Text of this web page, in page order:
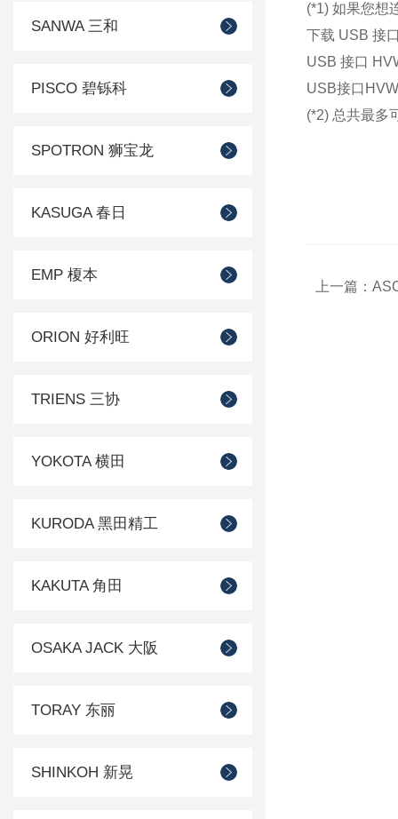
SANWA 三和
PISCO 碧铄科
SPOTRON 狮宝龙
KASUGA 春日
EMP 榎本
ORION 好利旺
TRIENS 三协
YOKOTA 横田
KURODA 黑田精工
KAKUTA 角田
OSAKA JACK 大阪
TORAY 东丽
SHINKOH 新晃
(*1) 如果您想
下载 USB 接
USB 接口
USB接口
(*2) 总共最多
上一篇：